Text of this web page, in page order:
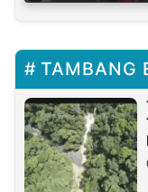
TAMBANG